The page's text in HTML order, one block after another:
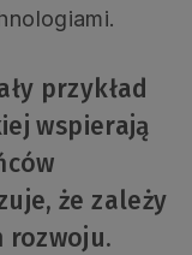
przykład
wspierają
że zależy
rozwoju.